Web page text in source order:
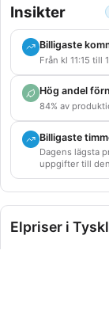
Elkalkylator
Byt elavtal
Om
FAQ
Ordlista
Insikter
Billigaste
Från kl 11:15 till
Hög andel
84% av
Billigaste
Dagens lägsta
uppgifter till
Elpriser i